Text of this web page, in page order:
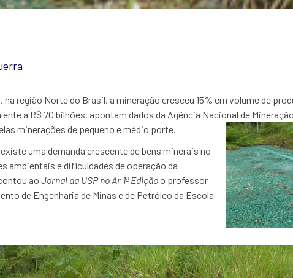
região Norte do Brasil, a mineração cresceu 15% em volume de
a R$ 70 bilhões, apontam dados da Agência Nacional de
minerações de pequeno e médio porte.
uma demanda crescente de bens minerais no
ambientais e dificuldades de operação da
ao Jornal da USP no Ar 1ª Ediçãoo professor
de Engenharia de Minas e de Petróleo da Escola